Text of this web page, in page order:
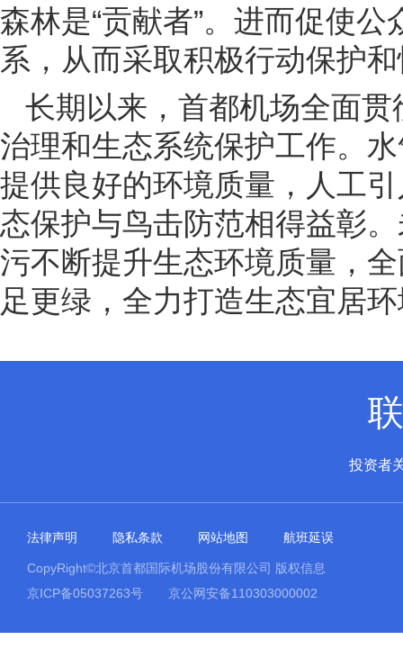
森林是“贡献者”。进而促使
系，从而采取积极行动保护
长期以来，首都机场全面
治理和生态系统保护工作。
提供良好的环境质量，人工
态保护与鸟击防范相得益彰
污不断提升生态环境质量，
足更绿，全力打造生态宜居
投资者
法律声明 隐私条款 网站地图 航班延误
CopyRight©北京首都国际机场股份有限公司 版权信息
京ICP备05037263号
京公网安备110303000002